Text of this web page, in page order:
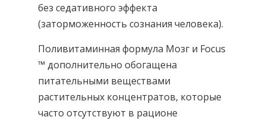
без седативного эффекта
(заторможенность сознания человека).
Поливитаминная формула Мозг и Focus
™ дополнительно обогащена
питательными веществами
растительных концентратов, которые
часто отсутствуют в рационе